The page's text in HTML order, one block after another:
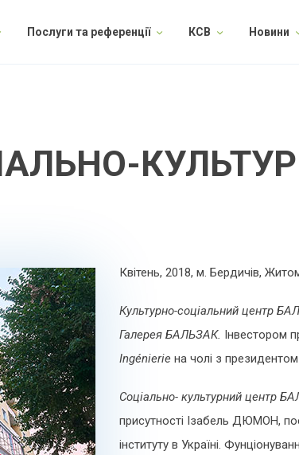
Послуги та референції КСВ Новини
Квітень, 2018, м. Бердичів,
Культурно-соціальний центр
Галерея БАЛЬЗАК. Інвестором
Ingénierie на чолі з
Соціально- культурний центр БА
присутності Ізабель ДЮМОН,
інституту в Україні.